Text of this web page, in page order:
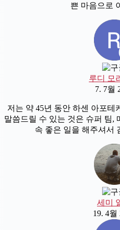
쁜 마음으로
루디 모
7. 7월
저는 약 45년 동안 하센 아포테
말씀드릴 수 있는 것은 슈퍼 팀,
속 좋은 일을 해주셔서
세미
19. 4월